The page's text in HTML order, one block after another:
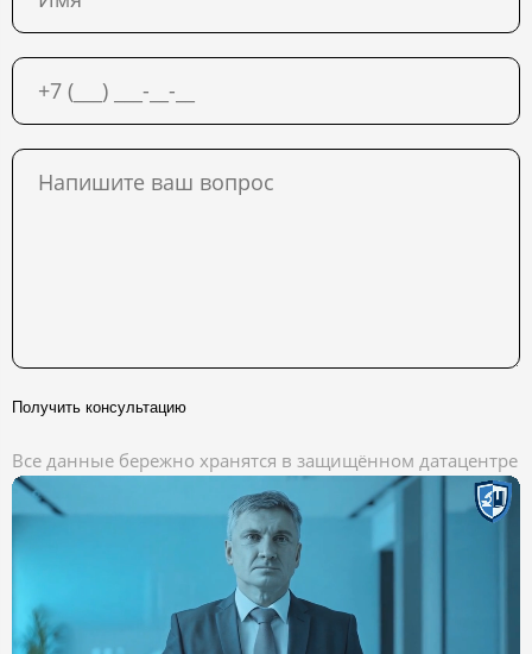
Получить консультацию
Все данные бережно хранятся в защищённом датацентре